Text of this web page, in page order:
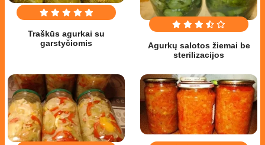
Traškūs agurkai su
garstyčiomis
Agurkų salotos žiemai be
sterilizacijos